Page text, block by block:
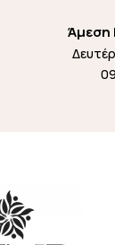
Άμεση